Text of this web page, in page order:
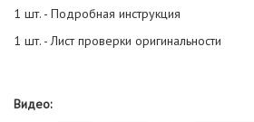
1 шт. - Подробная инструкция
1 шт. - Лист проверки оригинальности
Видео: